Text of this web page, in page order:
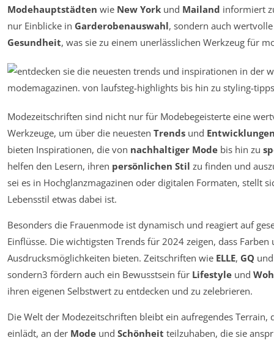
Modehauptstädten wie New York und Mailand informiert
nur Einblicke in Garderobenauswahl, sondern auch
Gesundheit, was sie zu einem unerlässlichen Werkzeug für
Modezeitschriften sind nicht nur für Modebegeisterte eine
Werkzeuge, um über die neuesten Trends und
bieten Inspirationen, die von nachhaltiger Mode bis hin zu
helfen den Lesern, ihren persönlichen Stil zu finden und
sei es in Hochglanzmagazinen oder digitalen Formaten, stellt
Lebensstil etwas dabei ist.
Besonders die Frauenmode ist dynamisch und reagiert auf
Einflüsse. Die wichtigsten Trends für 2024 zeigen, dass
Ausdrucksmöglichkeiten bieten. Zeitschriften wie ELLE, GQ
sondern3 fördern auch ein Bewusstsein für Lifestyle und
ihren eigenen Selbstwert zu entdecken und zu zelebrieren.
Die Welt der Modezeitschriften bleibt ein aufregendes Terrain,
einlädt, an der Mode und Schönheit teilzuhaben, die sie